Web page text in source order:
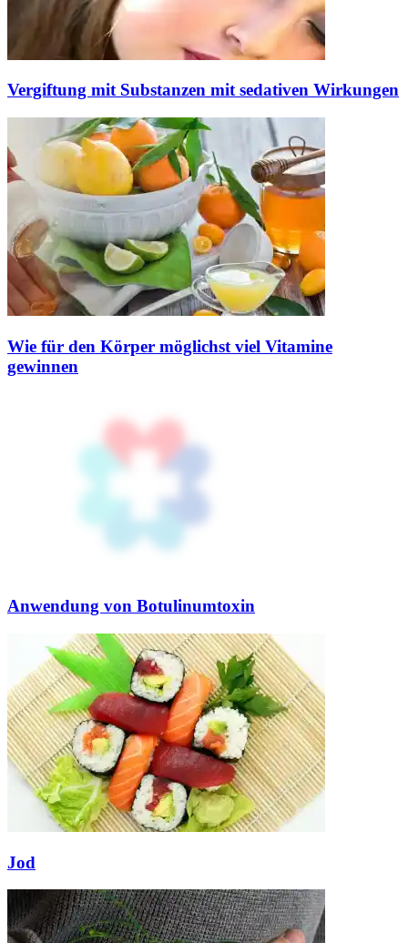
Vergiftung mit Substanzen mit sedativen Wirkungen
Wie für den Körper möglichst viel Vitamine
gewinnen
Anwendung von Botulinumtoxin
Jod